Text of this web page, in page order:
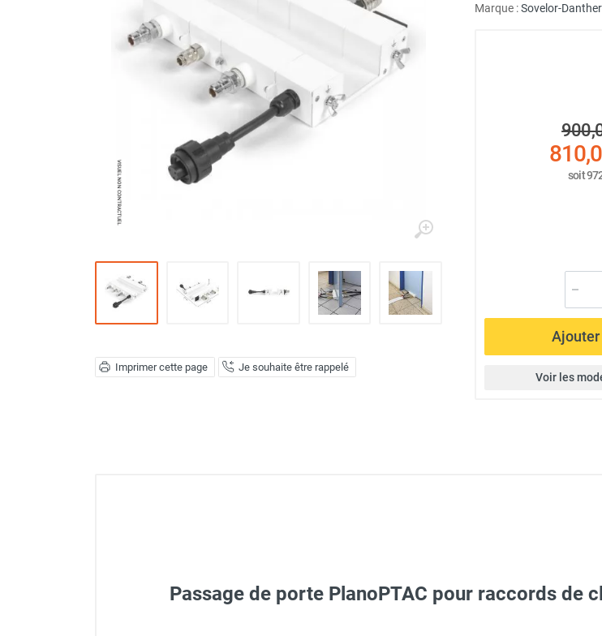
Coffret de brumisation
Ventilateur brumisateur
Ventilateur / extracteur d'air mobile
Ventilateur de chantier
Ventilateur centrifuge
Ventilateur de sol
Ventilateur sur pied
Ventilateur de bureau
Extracteur d'air mural hélicoïde
Extracteur d'air mural centrifuge
Extracteur d'air mural ATEX
plafond
Déshumidificateur fixe
Déshumidificateur de maison et de
Imprimer cette page Je souhaite être rappelé
Marque :Sovelor-
soit
Ajouter
Voir les
Passage de porte PlanoPTAC pour raccords de